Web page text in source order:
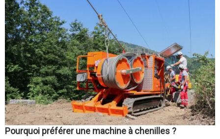
Pourquoi préférer une machine à chenilles ?